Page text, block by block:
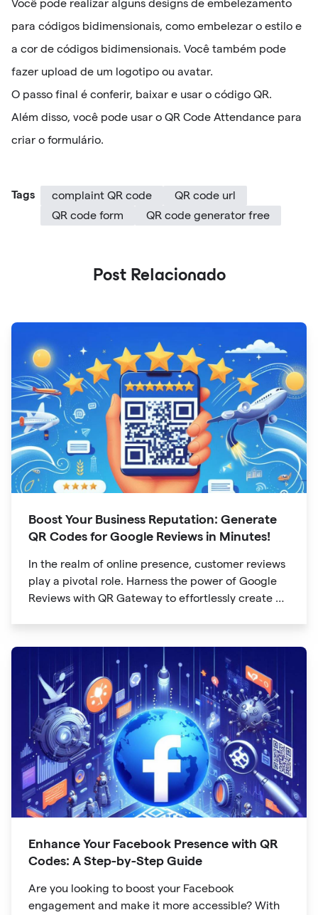
Você pode realizar alguns designs de embelezamento
para códigos bidimensionais, como embelezar o estilo e
a cor de códigos bidimensionais. Você também pode
fazer upload de um logotipo ou avatar.
O passo final é conferir, baixar e usar o código QR.
Além disso, você pode usar o QR Code Attendance para
criar o formulário.
Tags complaint QR code
QR code url
QR code form
QR code generator free
Post Relacionado
Boost Your Business Reputation: Generate
QR Codes for Google Reviews in Minutes!
In the realm of online presence, customer reviews
play a pivotal role. Harness the power of Google
Reviews with QR Gateway to effortlessly create a
Enhance Your Facebook Presence with QR
Codes: A Step-by-Step Guide
Are you looking to boost your Facebook
engagement and make it more accessible? With